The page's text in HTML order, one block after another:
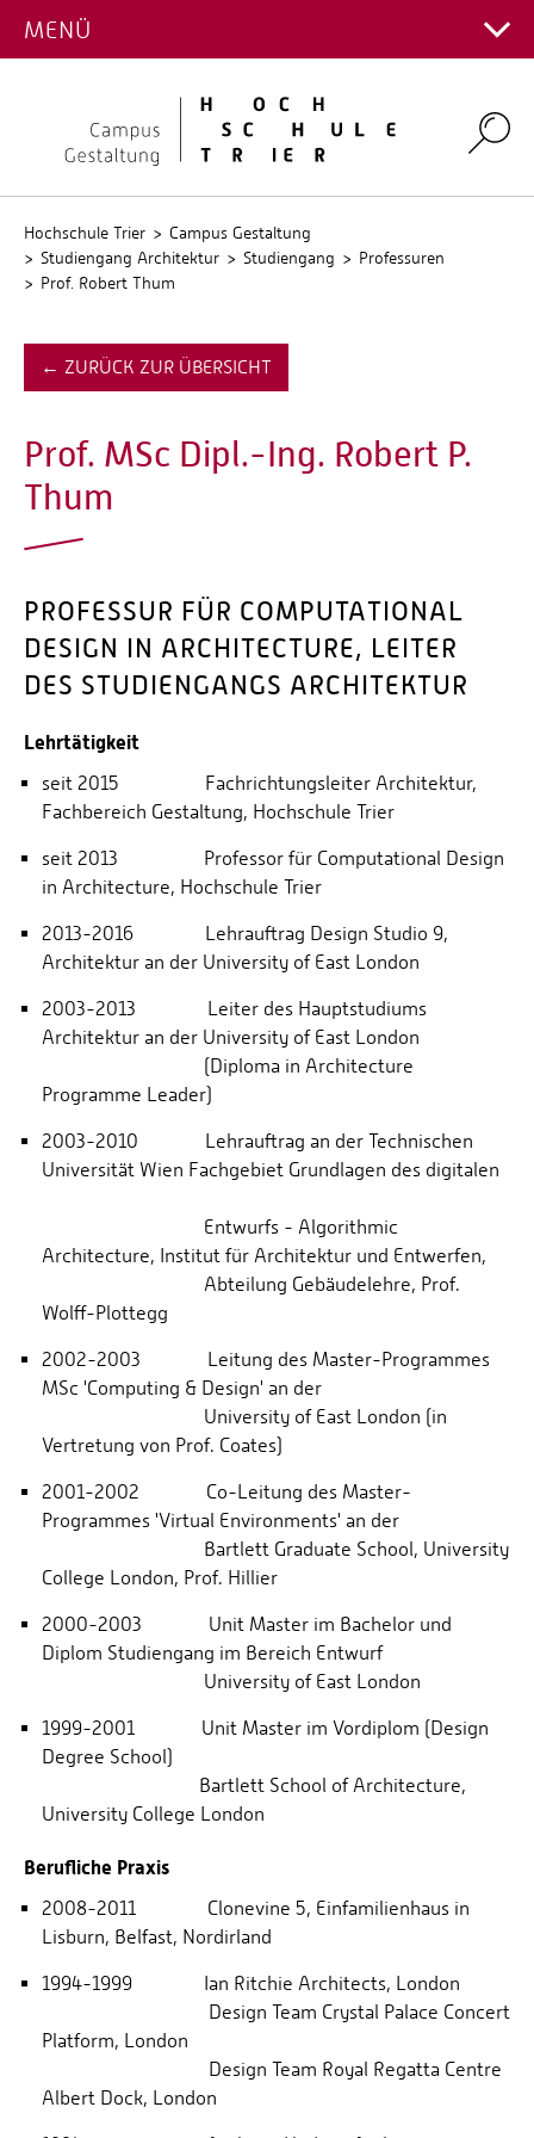
Hauptcampus
Umwelt-Campus Birkenfeld
Kontakt Fachrichtungen
Personalverzeichnis
Stellenangebote
QIS
MENÜ
Search
Hochschule Trier
Campus Gestaltung
Studiengang Architektur
Studiengang
Professuren
Prof. Robert Thum
← ZURÜCK ZUR ÜBERSICHT
Prof. MSc Dipl.-Ing. Robert P.
Thum
PROFESSUR FÜR COMPUTATIONAL
DESIGN IN ARCHITECTURE, LEITER
DES STUDIENGANGS ARCHITEKTUR
Lehrtätigkeit
seit 2015 Fachrichtungsleiter Architektur,
Fachbereich Gestaltung, Hochschule Trier
seit 2013 Professor für Computational Design
in Architecture, Hochschule Trier
2013-2016 Lehrauftrag Design Studio 9,
Architektur an der University of East London
2003-2013 Leiter des Hauptstudiums
Architektur an der University of East London
(Diploma in Architecture
Programme Leader)
2003-2010 Lehrauftrag an der Technischen
Universität Wien Fachgebiet Grundlagen des digitalen
Entwurfs - Algorithmic
Architecture, Institut für Architektur und Entwerfen,
Abteilung Gebäudelehre, Prof.
Wolff-Plottegg
2002-2003 Leitung des Master-Programmes
MSc 'Computing & Design' an der
University of East London (in
Vertretung von Prof. Coates)
2001-2002 Co-Leitung des Master-
Programmes 'Virtual Environments' an der
Bartlett Graduate School, University
College London, Prof. Hillier
2000-2003 Unit Master im Bachelor und
Diplom Studiengang im Bereich Entwurf
University of East London
1999-2001 Unit Master im Vordiplom (Design
Degree School)
Bartlett School of Architecture,
University College London
Berufliche Praxis
2008-2011 Clonevine 5, Einfamilienhaus in
Lisburn, Belfast, Nordirland
1994-1999 Ian Ritchie Architects, London
Design Team Crystal Palace Concert
Platform, London
Design Team Royal Regatta Centre
Albert Dock, London